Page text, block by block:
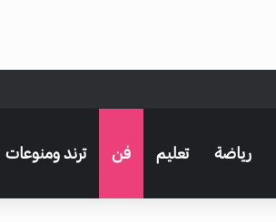
رياضة تعليم فن ترند ومنوعات